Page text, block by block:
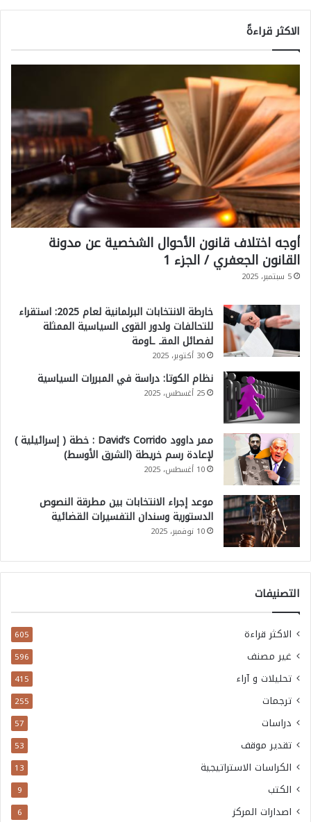
الاكثر قراءةً
أوجه اختلاف قانون الأحوال الشخصية عن مدونة
القانون الجعفري / الجزء 1
5 سبتمبر، 2025
خارطة الانتخابات البرلمانية لعام 2025: استقراء
للتحالفات ولدور القوى السياسية الممثلة
لفصائل المقـ ـاومة
30 أكتوبر، 2025
نظام الكوتا: دراسة في المبررات السياسية
25 أغسطس، 2025
ممر داوود David’s Corrido : خطة ( إسرائيلية )
لإعادة رسم خريطة (الشرق الأوسط)
10 أغسطس، 2025
موعد إجراء الانتخابات بين مطرقة النصوص
الدستورية وسندان التفسيرات القضائية
10 نوفمبر، 2025
التصنيفات
الاكثر قراءة 605
غير مصنف 596
تحليلات و آراء 415
ترجمات 255
دراسات 57
تقدير موقف 53
الكراسات الاستراتيجية 13
الكتب 9
اصدارات المركز 6